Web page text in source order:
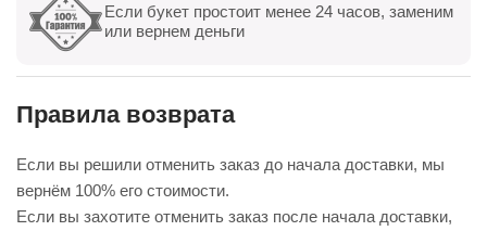
Показать все Оставить отзыв
Если букет простоит менее 24 часов, заменим
или вернем деньги
Правила возврата
Если вы решили отменить заказ до начала доставки, мы
вернём 100% его стоимости.
Если вы захотите отменить заказ после начала доставки,